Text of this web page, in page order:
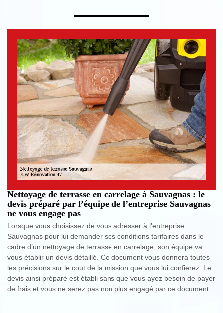
Nettoyage de terrasse en carrelage à Sauvagnas : le
devis préparé par l’équipe de l’entreprise Sauvagnas
ne vous engage pas
Lorsque vous choisissez de vous adresser à l’entreprise
Sauvagnas pour lui demander ses conditions tarifaires dans le
cadre d’un nettoyage de terrasse en carrelage, son équipe va
vous établir un devis détaillé. Ce document vous donnera toutes
les précisions sur le cout de la mission que vous lui confierez. Le
devis ainsi préparé est établi sans que vous ayez besoin de payer
de frais et vous ne serez pas non plus engagé par ce document.